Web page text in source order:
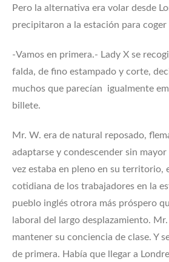
Pero la alternativa era volar desde
precipitaron a la estación para coger
-Vamos en primera.- Lady X se
falda, de fino estampado y corte,
muchos que parecían igualmente
billete.
Mr. W. era de natural reposado,
adaptarse y condescender sin mayor
vez estaba en pleno en su territorio,
cotidiana de los trabajadores en la
pueblo inglés otrora más próspero
laboral del largo desplazamiento.
mantener su conciencia de clase. Y
de primera. Había que llegar a